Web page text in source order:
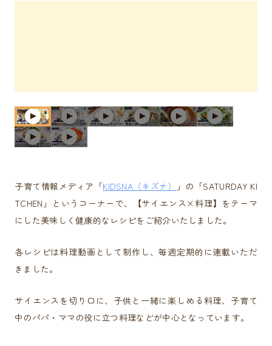
子育て情報メディア「KIDSNA（キズナ）
」の「SATURDAY KI
TCHEN」というコーナーで、【サイエンス×料理】をテーマ
にした美味しく健康的なレシピをご紹介いたしました。
各レシピは料理動画として制作し、毎週定期的に連載いただ
きました。
サイエンスを切り口に、子供と一緒に楽しめる料理、子育て
中のパパ・ママの役に立つ料理などが中心となっています。